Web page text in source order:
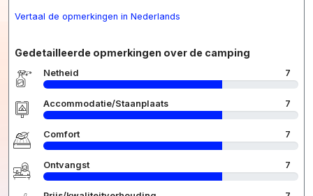
Vertaal de opmerkingen in Nederlands
Gedetailleerde opmerkingen over de camping
Netheid 7
Accommodatie/Staanplaats 7
Comfort 7
Ontvangst 7